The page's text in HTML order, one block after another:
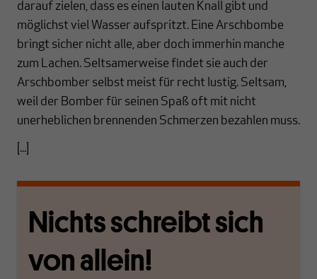
darauf zielen, dass es einen lauten Knall gibt und
möglichst viel Wasser aufspritzt. Eine Arschbombe
bringt sicher nicht alle, aber doch immerhin manche
zum Lachen. Seltsamerweise findet sie auch der
Arschbomber selbst meist für recht lustig. Seltsam,
weil der Bomber für seinen Spaß oft mit nicht
unerheblichen brennenden Schmerzen bezahlen muss.
[...]
Nichts schreibt sich
von allein!